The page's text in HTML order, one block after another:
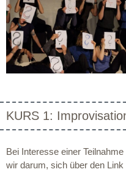
KURS 1:
Bei Interesse einer
wir darum, sich über den